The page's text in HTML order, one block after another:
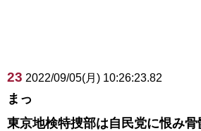
23 2022/09/05(月) 10:26:23.82
まっ
東京地検特捜部は自民党に恨み